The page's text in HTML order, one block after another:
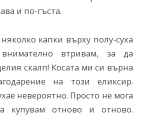
и по-гъста.
капки върху полу-суха
втривам, за да
скалп! Косата ми си върна
на този еликсир.
невероятно. Просто не мога
купувам отново и отново.